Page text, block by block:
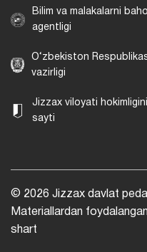
Bilim va malakalarni
agentligi
O‘zbekiston
vazirligi
Jizzax viloyati
sayti
© 2026 Jizzax davlat
Materiallardan
shart